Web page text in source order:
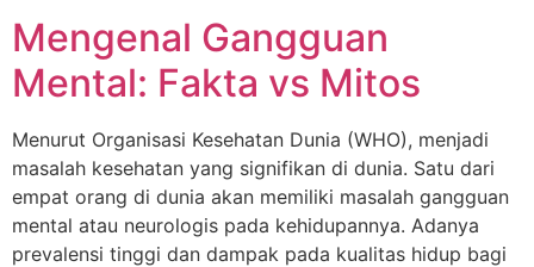
Mengenal Gangguan
Mental: Fakta vs Mitos
Menurut Organisasi Kesehatan Dunia (WHO), menjadi
masalah kesehatan yang signifikan di dunia. Satu dari
empat orang di dunia akan memiliki masalah gangguan
mental atau neurologis pada kehidupannya. Adanya
prevalensi tinggi dan dampak pada kualitas hidup bagi